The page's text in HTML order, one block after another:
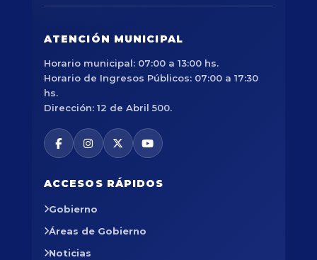
ATENCIÓN MUNICIPAL
Horario municipal: 07:00 a 13:00 hs.
Horario de Ingresos Públicos: 07:00 a 17:30
hs.
Dirección: 12 de Abril 500.
ACCESOS RÁPIDOS
Gobierno
Áreas de Gobierno
Noticias